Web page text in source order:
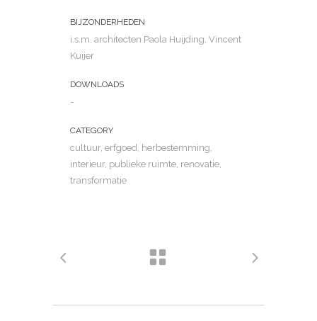
BIJZONDERHEDEN
i.s.m. architecten Paola Huijding, Vincent
Kuijer
DOWNLOADS
-
CATEGORY
cultuur, erfgoed, herbestemming,
interieur, publieke ruimte, renovatie,
transformatie